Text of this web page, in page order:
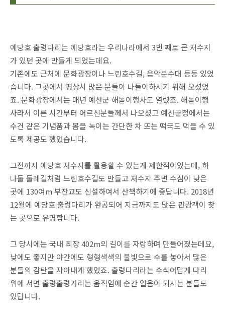
예당호 출렁다리는 예당호라는 우리나라에서 3번 째로 큰 저수지
가 있던 곳에 만들게 되었는데요.
기존에도 근처에 문화광장이나 느린호수길, 음악분수대 등등 있었
습니다. 그곳에서 평상시 많은 분들이 나들이하시기 위해 오셨었
죠. 문화광장에서는 매년 예산군 해돋이행사도 열렸죠. 해돋이행
사라서 이른 시간부터 어르신분들께서 나오셨고 예산군청에서는
수건 같은 기념품과 몸을 녹이는 간단한 차 또는 떡국도 먹을 수 있
도록 제공도 했었습니다.
그전까지 예당호 저수지를 활용할 수 있는게 제한적이었는데, 하
나둘 둘레길처럼 느린호수길도 만들고 저수지 주변 수심이 낮은
곳에 130여m 부잔교도 신설하여서 산책하기에 좋답니다. 2018년
12월에 예당호 출렁다리가 완공되어 지금까지도 많은 관광객이 찾
는 곳으로 유명합니다.
그 당시에는 국내 최장 402m의 길이를 자랑하며 만들어졌는데요,
낮에도 좋지만 야간에도 형형색색의 불빛으로 수를 놓아서 많은
분들의 감탄을 자아내게 했었죠. 출렁다리라는 수식어답게 다리
위에 서면 출렁출렁거리는 움직임에 순간 얼음이 되시는 분들도
있답니다.